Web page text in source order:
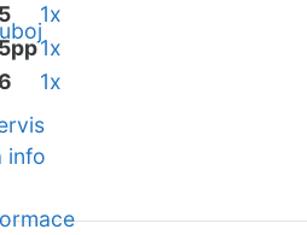
info
1x
1x
1x